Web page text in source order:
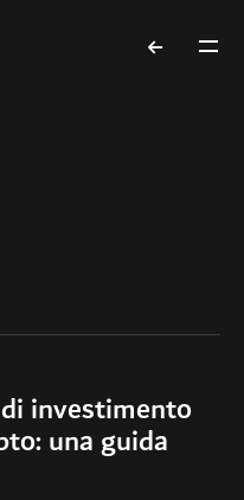
investimento
una guida